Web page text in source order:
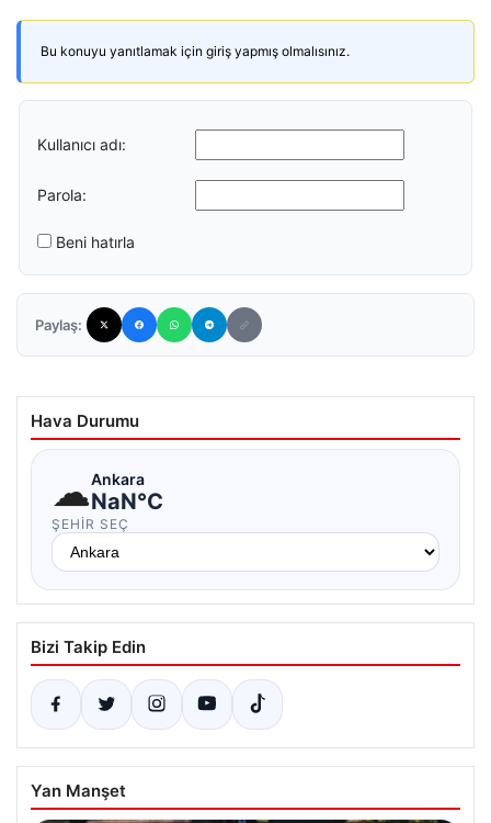
Bu konuyu yanıtlamak için giriş yapmış olmalısınız.
Kullanıcı adı:
Parola:
Beni hatırla
Paylaş:
Hava Durumu
☁Ankara
NaN°C
ŞEHIR SEÇ
Bizi Takip Edin
Yan Manşet